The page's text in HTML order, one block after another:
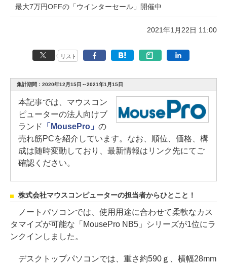
最大7万円OFFの「ウインターセール」開催中
2021年1月22日 11:00
リスト
集計期間：2020年12月15日～2021年1月15日
本記事では、マウスコン
ピューターの法人向けブ
ランド
「MousePro」 の
売れ筋PCを紹介しています。なお、順位、価格、構
成は随時変動しており、最新情報はリンク先にてご
確認ください。
株式会社マウスコンピューターの担当者からひとこと！
ノートパソコンでは、使用用途に合わせて柔軟なカス
タマイズが可能な「MousePro NB5」シリーズが1位にラ
ンクインしました。
デスクトップパソコンでは、重さ約590ｇ、横幅28mm